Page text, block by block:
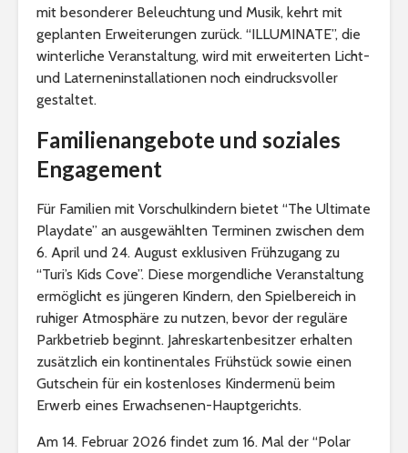
mit besonderer Beleuchtung und Musik, kehrt mit
geplanten Erweiterungen zurück. “ILLUMINATE”, die
winterliche Veranstaltung, wird mit erweiterten Licht-
und Laterneninstallationen noch eindrucksvoller
gestaltet.
Familienangebote und soziales
Engagement
Für Familien mit Vorschulkindern bietet “The Ultimate
Playdate” an ausgewählten Terminen zwischen dem
6. April und 24. August exklusiven Frühzugang zu
“Turi’s Kids Cove”. Diese morgendliche Veranstaltung
ermöglicht es jüngeren Kindern, den Spielbereich in
ruhiger Atmosphäre zu nutzen, bevor der reguläre
Parkbetrieb beginnt. Jahreskartenbesitzer erhalten
zusätzlich ein kontinentales Frühstück sowie einen
Gutschein für ein kostenloses Kindermenü beim
Erwerb eines Erwachsenen-Hauptgerichts.
Am 14. Februar 2026 findet zum 16. Mal der “Polar